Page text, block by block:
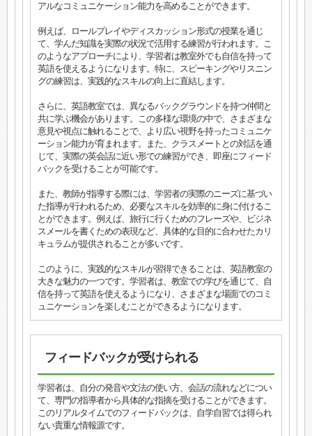
アルなコミュニケーション能力を高めることができます。
例えば、ロールプレイやディスカッション形式の授業を通じ
て、学んだ知識を実際の状況で活用する練習が行われます。こ
のようなアプローチにより、学習者は教室外でも自信を持って
英語を使えるようになります。特に、スピーキングやリスニン
グの練習は、実践的なスキルの向上に直結します。
さらに、英語教室では、異なるバックグラウンドを持つ仲間と
共に学ぶ機会があります。この多様な環境の中で、さまざまな
意見や視点に触れることで、より広い視野を持ったコミュニケ
ーション能力が育まれます。また、クラスメートとの対話を通
じて、実際の英会話に近い形での練習ができ、即座にフィード
バックを受けることが可能です。
また、教師が指導する際には、学習者の実際のニーズに基づい
た指導が行われるため、必要なスキルを効率的に身に付けるこ
とができます。例えば、旅行に行くためのフレーズや、ビジネ
スメールを書くための表現など、具体的な目的に合わせたカリ
キュラムが提供されることが多いです。
このように、実践的なスキルが習得できることは、英語教室の
大きな魅力の一つです。学習者は、教室での学びを通じて、自
信を持って英語を使えるようになり、さまざまな場面でのコミ
ュニケーションを楽しむことができるようになります。
フィードバックが受けられる
学習者は、自分の発音や文法の使い方、会話の流れなどについ
て、専門の指導者から具体的な指摘を受けることができます。
このリアルタイムでのフィードバックは、自学自習では得られ
ない貴重な情報源です。